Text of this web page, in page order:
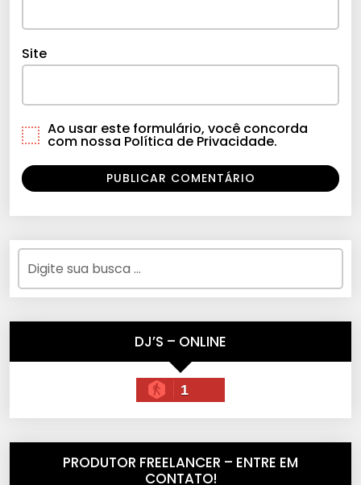
Site
Ao usar este formulário, você concorda
com nossa Política de Privacidade.
DJ’S – ONLINE
1
PRODUTOR FREELANCER – ENTRE EM
CONTATO!